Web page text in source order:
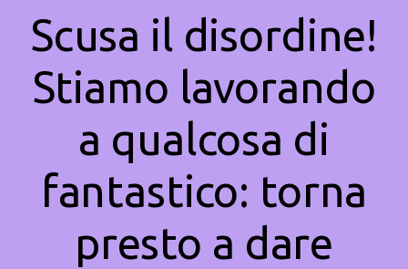
Scusa il disordine!
Stiamo lavorando
a qualcosa di
fantastico: torna
presto a dare